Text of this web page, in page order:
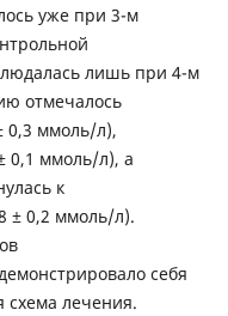
уже при 3-м
лишь при 4-м
отмечалось
0,3 ммоль/л),
0,1 ммоль/л), а
к
± 0,2 ммоль/л).
себя
лечения.